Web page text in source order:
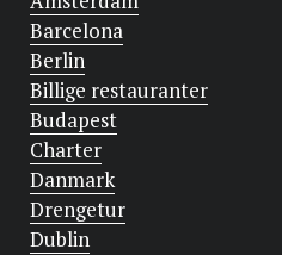
Barcelona
Berlin
Billige restauranter
Budapest
Charter
Danmark
Drengetur
Dublin